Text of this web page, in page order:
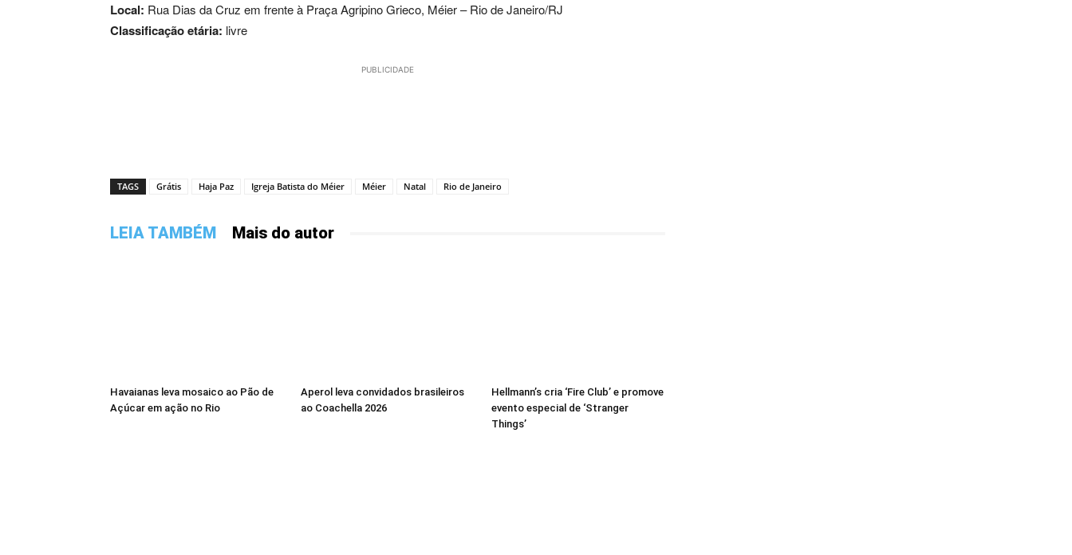
Local: Rua Dias da Cruz em frente à Praça Agripino Grieco, Méier – Rio de Janeiro/RJ
Classificação etária: livre
PUBLICIDADE
TAGS Grátis Haja Paz Igreja Batista do Méier Méier Natal Rio de Janeiro
LEIA TAMBÉM Mais do autor
Havaianas leva mosaico ao Pão de
Açúcar em ação no Rio
Aperol leva convidados brasileiros
ao Coachella 2026
Hellmann’s cria ‘Fire Club’ e promove
evento especial de ‘Stranger
Things’